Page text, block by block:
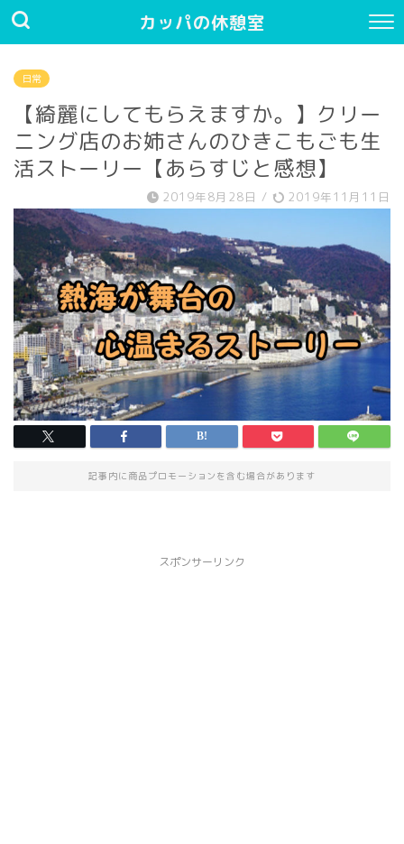
カッパの休憩室
日常
【綺麗にしてもらえますか。】クリー
ニング店のお姉さんのひきこもごも生
活ストーリー【あらすじと感想】
2019年8月28日 / 2019年11月11日
記事内に商品プロモーションを含む場合があります
スポンサーリンク